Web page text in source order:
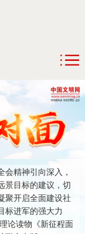
精神引向深入，
景目标的建议，切
聚开启全面建设社
标进军的强大力
论读物《新征程面